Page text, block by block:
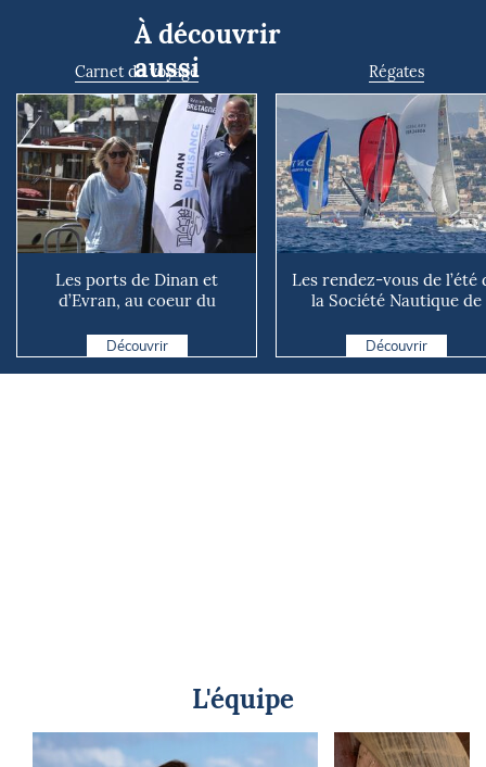
À découvrir
aussi
Carnet de voyage
Les ports de Dinan et
d’Evran, au coeur du
Découvrir
Régates
Les rendez-vous de l’été
la Société Nautique de
Découvrir
L'équipe